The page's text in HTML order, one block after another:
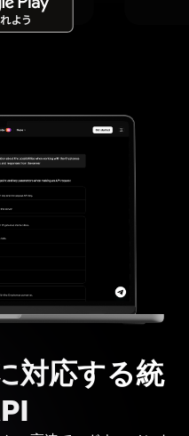
対応する統